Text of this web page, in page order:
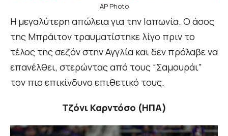
AP Photo
Η μεγαλύτερη απώλεια για την Ιαπωνία. Ο άσος
της Μπράιτον τραυματίστηκε λίγο πριν το
τέλος της σεζόν στην Αγγλία και δεν πρόλαβε να
επανέλθει, στερώντας από τους “Σαμουράι”
τον πιο επικίνδυνο επιθετικό τους.
Τζόνι Καρντόσο (ΗΠΑ)